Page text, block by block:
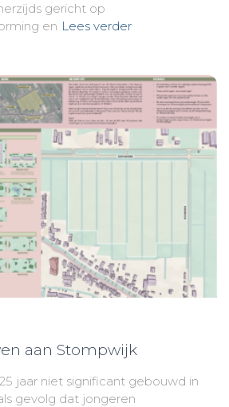
gericht op
en Lees verder
aan Stompwijk
jaar niet significant gebouwd in
gevolg dat jongeren